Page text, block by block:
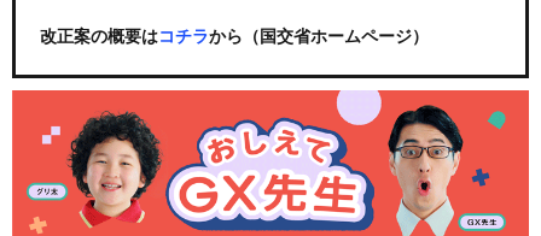
改正案の概要はコチラから（国交省ホームページ）